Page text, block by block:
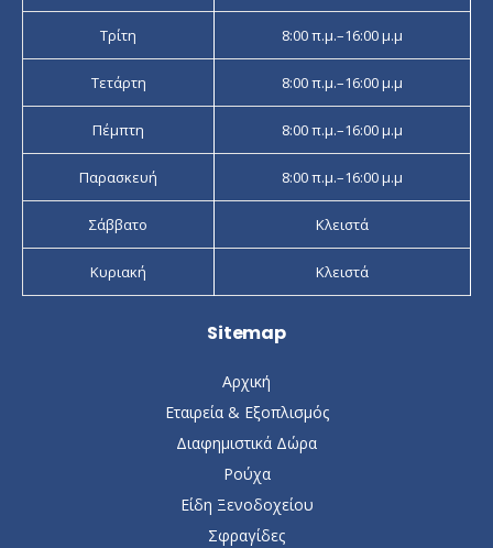
Τρίτη 8:00 π.μ.–16:00 μ.μ
Τετάρτη 8:00 π.μ.–16:00 μ.μ
Πέμπτη 8:00 π.μ.–16:00 μ.μ
Παρασκευή 8:00 π.μ.–16:00 μ.μ
Σάββατο Κλειστά
Κυριακή Κλειστά
Sitemap
Αρχική
Εταιρεία & Εξοπλισμός
Διαφημιστικά Δώρα
Ρούχα
Είδη Ξενοδοχείου
Σφραγίδες